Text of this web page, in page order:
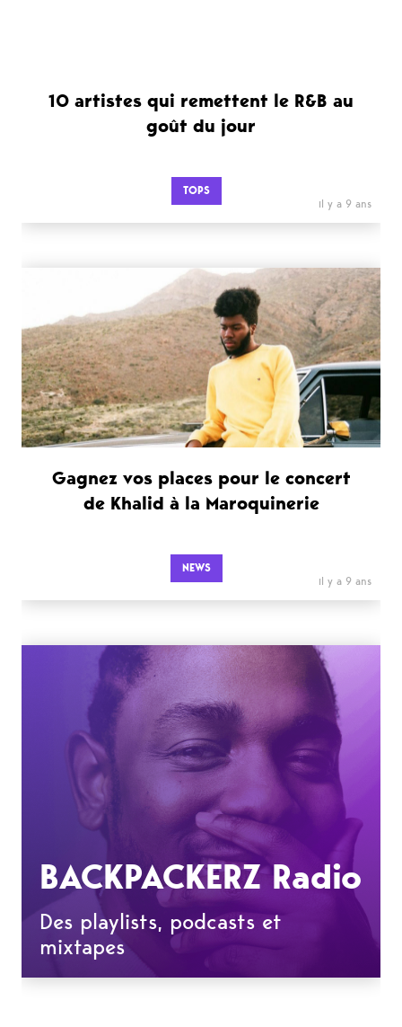
10 artistes qui remettent le R&B au
goût du jour
TOPS
il y a 9 ans
Gagnez vos places pour le concert
de Khalid à la Maroquinerie
NEWS
il y a 9 ans
BACKPACKERZ Radio
Des playlists, podcasts et
mixtapes